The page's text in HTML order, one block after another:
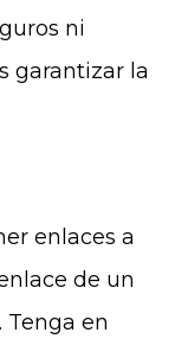
ni
garantizar la
enlaces a
de un
Tenga en